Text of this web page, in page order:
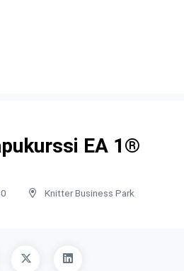
EA 1®
Knitter Business Park